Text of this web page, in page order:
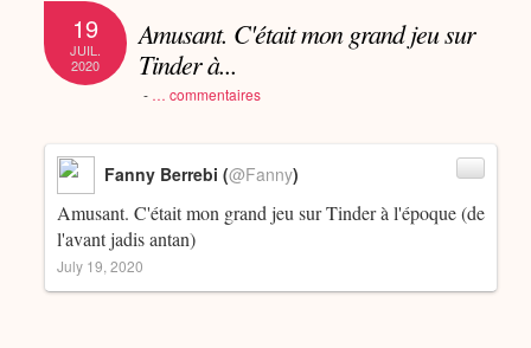
19
JUIL.
2020
Amusant. C'était mon grand jeu sur
Tinder à...
- … commentaires
Amusant. C'était mon grand jeu sur Tinder à l'époque (de
l'avant jadis antan)
Fanny Berrebi (@Fanny)
July 19, 2020